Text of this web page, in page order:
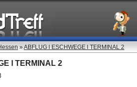
»ABFLUG l ESCHWEGE l TERMINAL 2
l TERMINAL 2